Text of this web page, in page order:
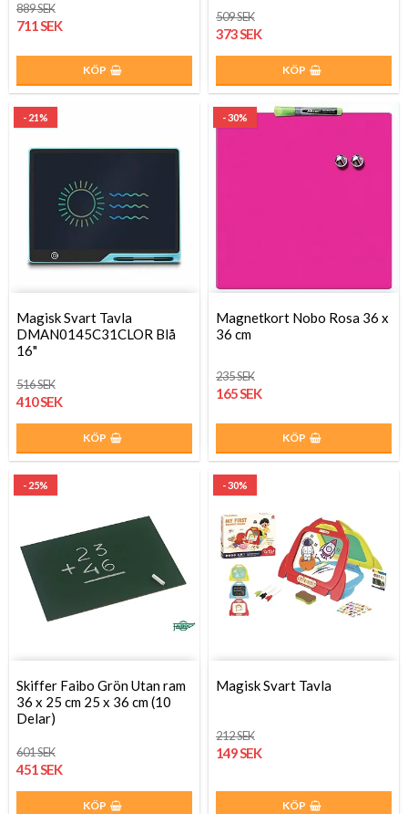
889 SEK
711 SEK
KÖP
509 SEK
373 SEK
KÖP
- 21%
Magisk Svart Tavla
DMAN0145C31CLOR Blå
16"
516 SEK
410 SEK
KÖP
- 30%
Magnetkort Nobo Rosa 36 x
36 cm
235 SEK
165 SEK
KÖP
- 25%
Skiffer Faibo Grön Utan ram
36 x 25 cm 25 x 36 cm (10
Delar)
601 SEK
451 SEK
KÖP
- 30%
Magisk Svart Tavla
212 SEK
149 SEK
KÖP